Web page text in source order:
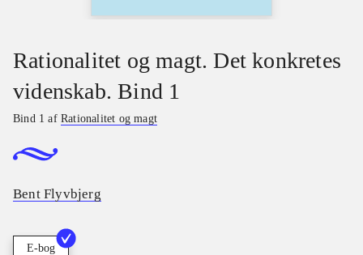
Rationalitet og magt. Det konkretes
videnskab. Bind 1
Bind 1 afRationalitet og magt
Bent Flyvbjerg
E-bog